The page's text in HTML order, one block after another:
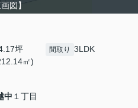
画図】
坪
㎡)
間取り 3LDK
中 １丁目